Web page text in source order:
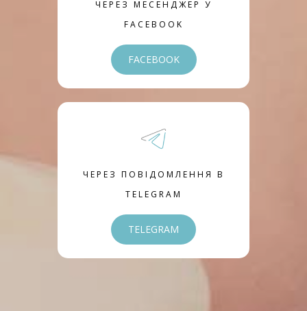
ЧЕРЕЗ МЕСЕНДЖЕР У
FACEBOOK
FACEBOOK
ЧЕРЕЗ ПОВІДОМЛЕННЯ В
TELEGRAM
TELEGRAM